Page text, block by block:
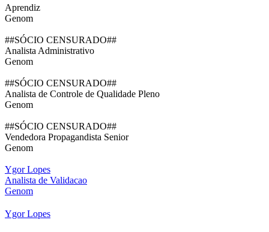
Aprendiz
Genom
##SÓCIO CENSURADO##
Analista Administrativo
Genom
##SÓCIO CENSURADO##
Analista de Controle de Qualidade Pleno
Genom
##SÓCIO CENSURADO##
Vendedora Propagandista Senior
Genom
Ygor Lopes
Analista de Validacao
Genom
Ygor Lopes